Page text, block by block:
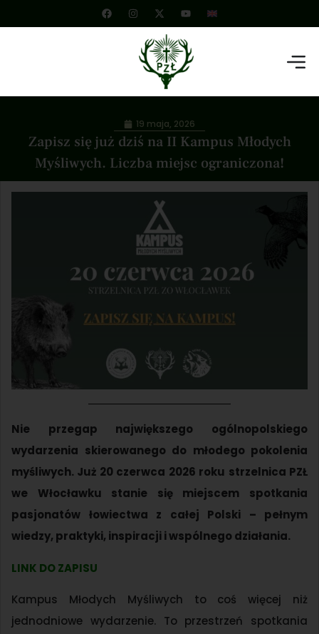
Zapisz się już dziś na II Kampus Młodych
Myśliwych. Liczba miejsc ograniczona!
19 maja, 2026
Nie przegap największego ogólnopolskiego
wydarzenia skierowanego do młodego pokolenia
myśliwych. Już 20 czerwca 2026 roku strzelnica PZŁ
we Włocławku stanie się miejscem spotkania
pasjonatów łowiectwa z całej Polski – pełnym
wiedzy, praktyki, inspiracji i wspólnego działania.
LINK DO ZAPISU
Kampus Młodych Myśliwych to coś więcej niż
jednodniowe wydarzenie. To przestrzeń spotkania